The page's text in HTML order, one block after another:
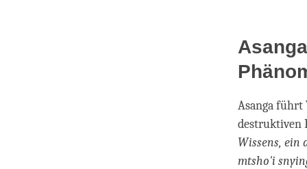
Asanga führt
destruktiven
Wissens, ein
mtsho'i